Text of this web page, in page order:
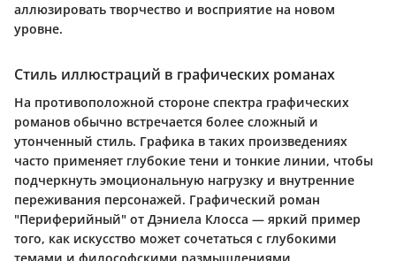
аллюзировать творчество и восприятие на новом
уровне.
Стиль иллюстраций в графических романах
На противоположной стороне спектра графических
романов обычно встречается более сложный и
утонченный стиль. Графика в таких произведениях
часто применяет глубокие тени и тонкие линии, чтобы
подчеркнуть эмоциональную нагрузку и внутренние
переживания персонажей. Графический роман
"Периферийный" от Дэниела Клосса — яркий пример
того, как искусство может сочетаться с глубокими